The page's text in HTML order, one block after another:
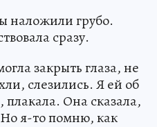
наложили грубо.
сразу.
закрыть глаза, не
слезились. Я ей об
плакала. Она сказала,
Но я-то помню, как